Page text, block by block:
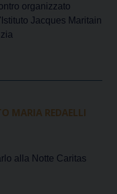
organizzato
Jacques Maritain
MARIA REDAELLI
alla Notte Caritas